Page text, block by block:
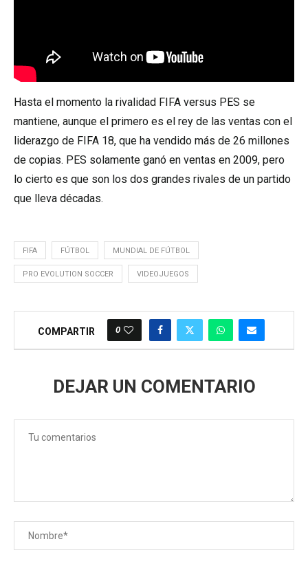
Hasta el momento la rivalidad FIFA versus PES se
mantiene, aunque el primero es el rey de las ventas con el
liderazgo de FIFA 18, que ha vendido más de 26 millones
de copias. PES solamente ganó en ventas en 2009, pero
lo cierto es que son los dos grandes rivales de un partido
que lleva décadas.
FIFA FÚTBOL MUNDIAL DE FÚTBOL
PRO EVOLUTION SOCCER VIDEOJUEGOS
COMPARTIR 0
DEJAR UN COMENTARIO